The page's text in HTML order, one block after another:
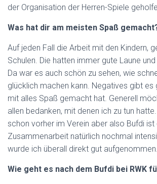
der Organisation der Herren-Spiele
Was hat dir am meisten Spaß
Auf jeden Fall die Arbeit mit den Kindern,
Schulen. Die hatten immer gute Laune
Da war es auch schön zu sehen, wie
glücklich machen kann. Negatives gibt es
mit alles Spaß gemacht hat. Generell
allen bedanken, mit denen ich zu tun
schon vorher im Verein aber also Bufdi ist
Zusammenarbeit natürlich nochmal
wurde ich überall direkt gut aufgenommen.
Wie geht es nach dem Bufdi bei RWK